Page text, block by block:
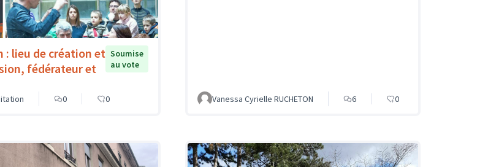
: lieu de création et
fédérateur et
Soumise
au vote
0 0 Vanessa Cyrielle RUCHETON 6 0